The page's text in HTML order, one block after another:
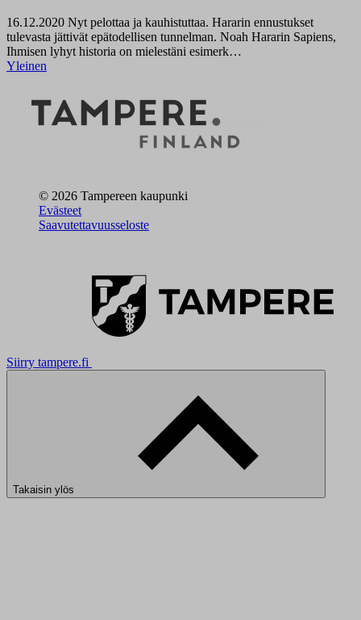
16.12.2020 Nyt pelottaa ja kauhistuttaa. Hararin ennustukset
tulevasta jättivät epätodellisen tunnelman. Noah Hararin Sapiens,
Ihmisen lyhyt historia on mielestäni esimerk…
Yleinen
© 2026 Tampereen kaupunki
Evästeet
Saavutettavuusseloste
Siirry tampere.fi
Takaisin ylös